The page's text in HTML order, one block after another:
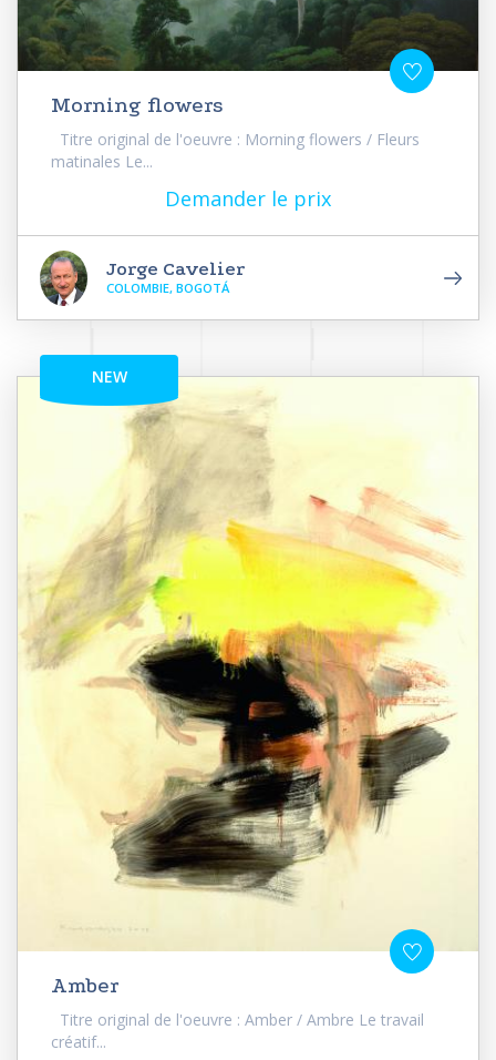
Morning flowers
Titre original de l'oeuvre : Morning flowers / Fleurs
matinales Le...
Demander le prix
Jorge Cavelier
COLOMBIE, BOGOTÁ
NEW
Amber
Titre original de l'oeuvre : Amber / Ambre Le travail
créatif...